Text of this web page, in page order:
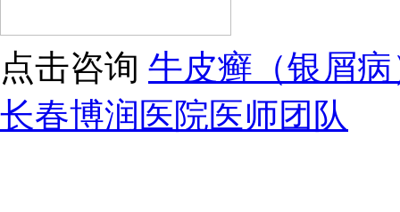
点击咨询 牛皮癣（银屑
长春博润医院医师团队